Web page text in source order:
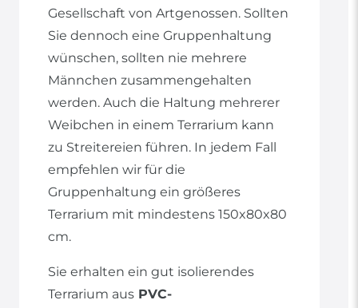
Gesellschaft von Artgenossen. Sollten
Sie dennoch eine Gruppenhaltung
wünschen, sollten nie mehrere
Männchen zusammengehalten
werden. Auch die Haltung mehrerer
Weibchen in einem Terrarium kann
zu Streitereien führen. In jedem Fall
empfehlen wir für die
Gruppenhaltung ein größeres
Terrarium mit mindestens 150x80x80
cm.
Sie erhalten ein gut isolierendes
Terrarium aus PVC-